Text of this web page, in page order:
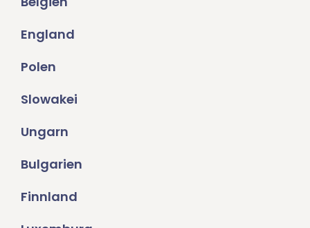
England
Polen
Slowakei
Ungarn
Bulgarien
Finnland